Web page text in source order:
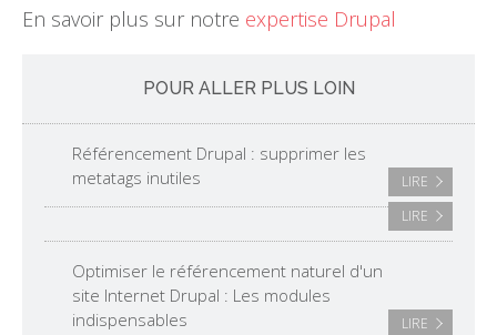
En savoir plus sur notre expertise Drupal
POUR ALLER PLUS LOIN
Référencement Drupal : supprimer les
metatags inutiles
LIRE
LIRE
Optimiser le référencement naturel d'un
site Internet Drupal : Les modules
indispensables
LIRE